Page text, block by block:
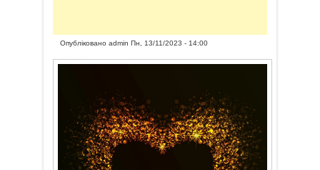
Опублікованоadmin Пн, 13/11/2023 - 14:00